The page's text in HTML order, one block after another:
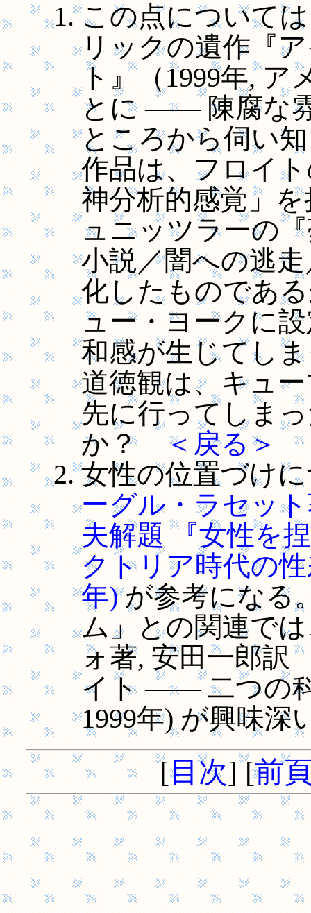
この点について
リックの遺作『
ト』（1999年,
とに ―― 陳腐な
ところから伺い
作品は、フロイ
神分析的感覚」
ュニッツラーの
小説／闇への逃
化したものであ
ュー・ヨークに
和感が生じてし
道徳観は、キュ
先に行ってしま
か？
＜戻る＞
女性の位置づけ
ーグル・ラセッ
夫解題 『女性を
クトリア時代の
年)が参考になる
ム」との関連で
ォ著, 安田一郎訳
イト ―― 二つの
1999年) が興味深
[目次] [前